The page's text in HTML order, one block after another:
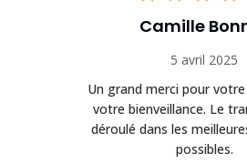
Camille
5 avril 2025
Un grand merci pour
votre bienveillance. Le
déroulé dans les
possibles.